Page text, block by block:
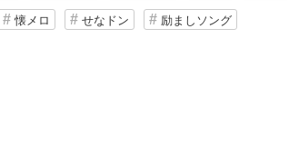
懐メロ せなドン 励ましソング